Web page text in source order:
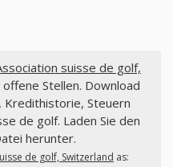
suisse de golf,
Stellen. Download
Kredithistorie, Steuern
de golf. Laden Sie den
herunter.
de golf, Switzerland as: